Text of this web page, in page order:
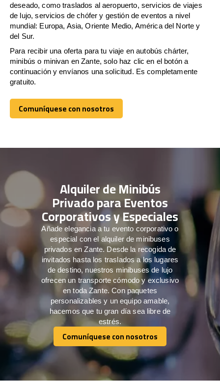
deseado, como traslados al aeropuerto, servicios de viajes
de lujo, servicios de chófer y gestión de eventos a nivel
mundial: Europa, Asia, Oriente Medio, América del Norte y
del Sur.
Para recibir una oferta para tu viaje en autobús chárter,
minibús o minivan en Zante, solo haz clic en el botón a
continuación y envíanos una solicitud. Es completamente
gratuito.
Comuníquese con nosotros
Comuníquese con nosotros
Alquiler de Minibús
Privado para Eventos
Corporativos y Especiales
Añade elegancia a tu evento corporativo o
especial con el alquiler de minibuses
privados en Zante. Desde la recogida de
invitados hasta los traslados a los lugares
de destino, nuestros minibuses de lujo
ofrecen un transporte cómodo y exclusivo
en toda Zante. Con paquetes
personalizables y un equipo amable,
hacemos que tu gran día sea libre de
estrés.
Comuníquese con nosotros
Comuníquese con nosotros